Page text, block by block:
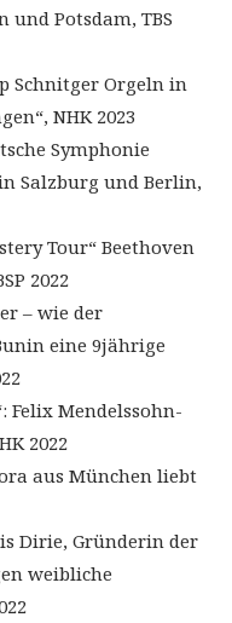
und Potsdam, TBS
Schnitger Orgeln in
NHK 2023
Symphonie
Salzburg und Berlin,
Tour“ Beethoven
2022
– wie der
eine 9jährige
Felix Mendelssohn-
2022
aus München liebt
Dirie, Gründerin der
weibliche